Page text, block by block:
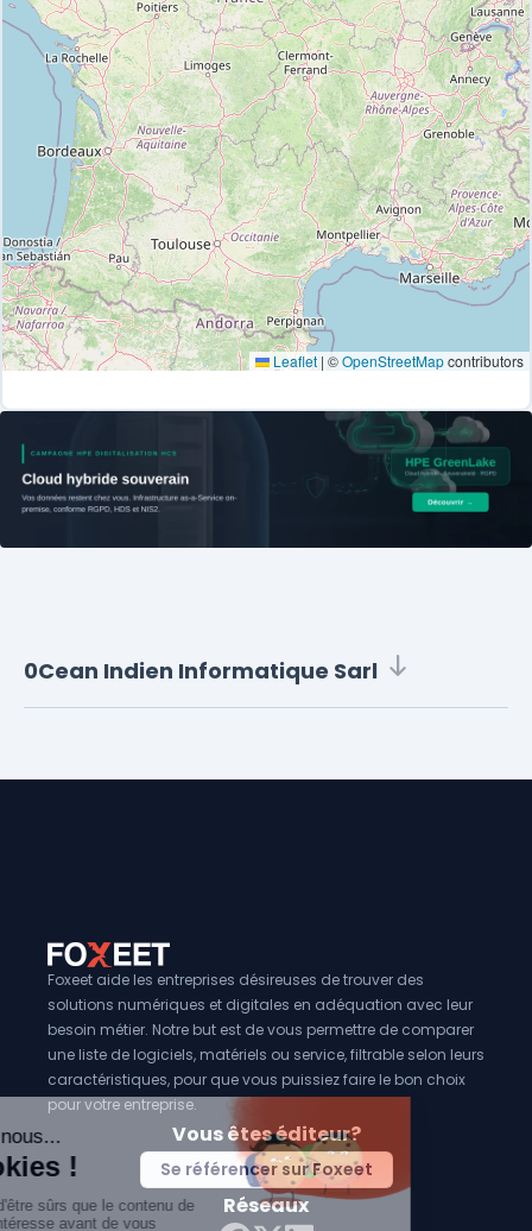
Leaflet | ©OpenStreetMapcontributors
0Cean Indien Informatique Sarl
Foxeet aide les entreprises désireuses de trouver des
solutions numériques et digitales en adéquation avec leur
besoin métier. Notre but est de vous permettre de comparer
une liste de logiciels, matériels ou service, filtrable selon leurs
caractéristiques, pour que vous puissiez faire le bon choix
pour votre entreprise.
Vous êtes éditeur?
Se référencer sur Foxeet
Réseaux